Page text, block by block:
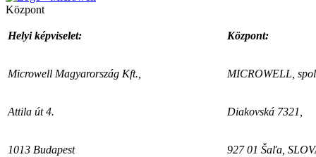
Központ
Helyi képviselet: Központ:
Microwell Magyarország Kft., MICROWELL,
Attila út 4. Diakovská 7321,
1013 Budapest 927 01 Šaľa,